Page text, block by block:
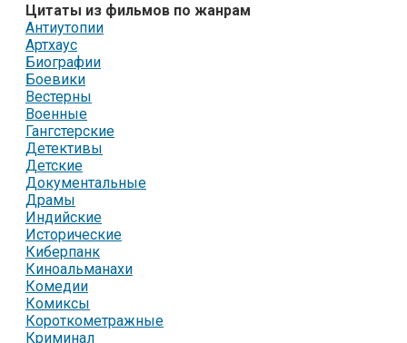
Цитаты из фильмов по жанрам
Антиутопии
Артхаус
Биографии
Боевики
Вестерны
Военные
Гангстерские
Детективы
Детские
Документальные
Драмы
Индийские
Исторические
Киберпанк
Киноальманахи
Комедии
Комиксы
Короткометражные
Криминал